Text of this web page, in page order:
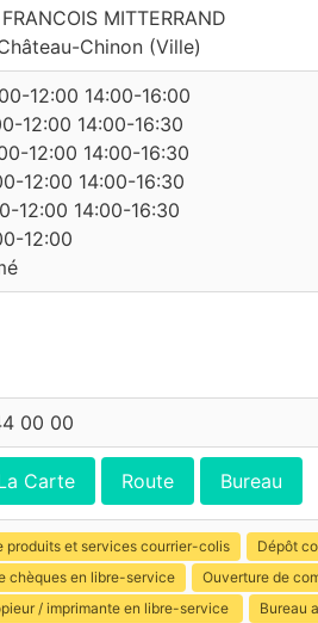
MITTERRAND
Chinon (Ville)
12:00 14:00-16:00
12:00 14:00-16:30
12:00 14:00-16:30
12:00 14:00-16:30
12:00 14:00-16:30
12:00
00 00
Carte Route Bureau
produits et services courrier-colis Dépôt
chèques en libre-service
Ouverture de
/ imprimante en libre-service
Bureau